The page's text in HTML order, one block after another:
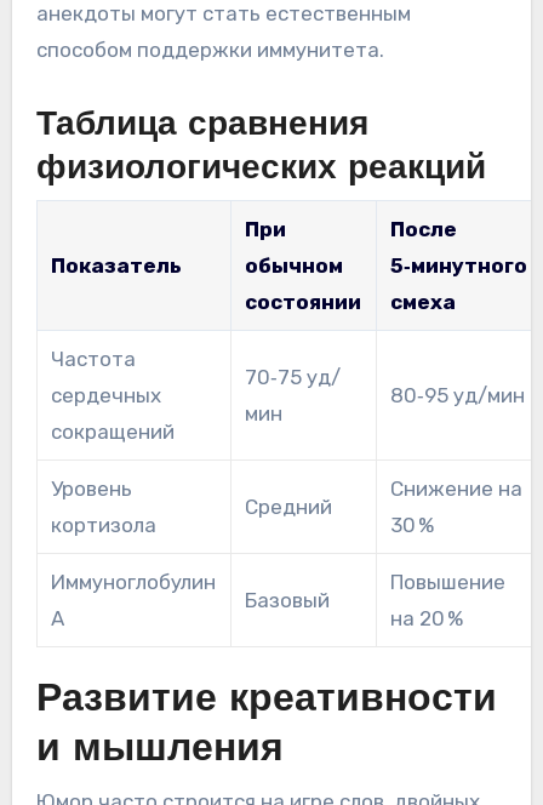
анекдоты могут стать естественным
способом поддержки иммунитета.
Таблица сравнения
физиологических реакций
Показатель
При
обычном
состоянии
После
5‑минутного
смеха
Частота
сердечных
сокращений
70‑75 уд/
мин
80‑95 уд/мин
Уровень
кортизола
Средний
Снижение на
30 %
Иммуноглобулин
А
Базовый
Повышение
на 20 %
Развитие креативности
и мышления